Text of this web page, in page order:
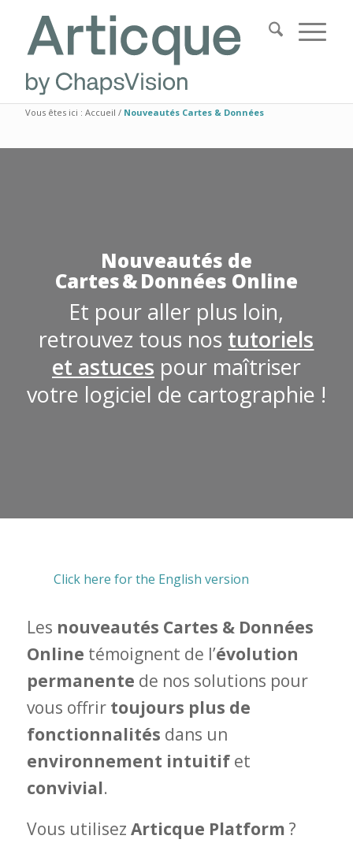
Vous êtes ici : Accueil / Nouveautés Cartes & Données
Nouveautés de
Cartes & Données Online
Et pour aller plus loin,
retrouvez tous nos tutoriels
et astuces pour maîtriser
votre logiciel de cartographie !
Click here for the English version
Les nouveautés Cartes & Données
Online témoignent de l’évolution
permanente de nos solutions pour
vous offrir toujours plus de
fonctionnalités dans un
environnement intuitifet
convivial.
Vous utilisez Articque Platform ?